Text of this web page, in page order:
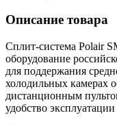
Описание товара
Сплит-система Polair
оборудование
для поддержания
холодильных камерах
дистанционным
удобство